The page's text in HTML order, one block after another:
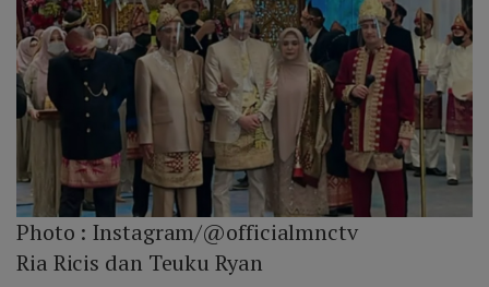
Photo : Instagram/@officialmnctv
Ria Ricis dan Teuku Ryan